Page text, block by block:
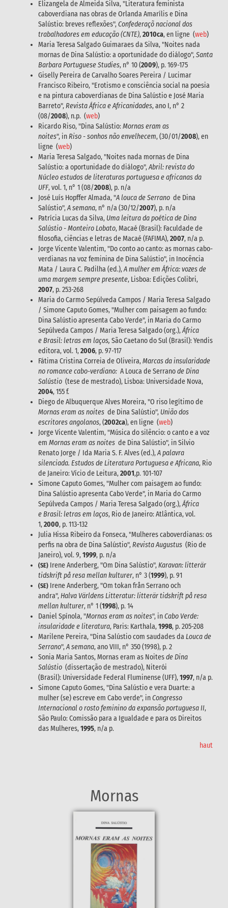
Elizangela de Almeida Silva, "Literatura feminista
caboverdiana nas obras de Orlanda Amarílis e Dina
Salústio: breves reflexões",Confederaçõ nacional dos
trabalhadores em educação (CNTE),2010ca, en ligne (web)
Maria Teresa Salgado Guimaraes da Silva, "Noites nada
mornas de Dina Salústio: a oportunidade do diálogo",Santa
Barbara Portuguese Studies, n° 10 (2009), p. 169-175
Giselly Pereira de Carvalho Soares Pereira / Lucimar
Francisco Ribeiro, "Erotismo e consciência social na poesia
e na pintura caboverdianas de Dina Salústio e José Maria
Barreto",Revista África e Africanidades, ano I, n° 2
(08/2008), n.p. (web)
Ricardo Riso, "Dina Salústio:Mornas eram as
noites", inRiso - sonhos não envelhecem, (30/01/2008), en
ligne (web)
Maria Teresa Salgado, "Noites nada mornas de Dina
Salústio: a oportunidade do diálogo",Abril: revista do
Núcleo estudos de literaturas portuguesa e africanas da
UFF, vol. 1, n° 1 (08/2008), p. n/a
José Luís Hopffer Almada, "A louca de Serrano de Dina
Salústio",A semana, n° n/a (30/12/2007), p. n/a
Patrícia Lucas da Silva, Uma leitura da poética de Dina
Salústio - Monteiro Lobato, Macaé (Brasil): Faculdade de
filosofia, ciências e letras de Macaé (FAFIMA),2007, n/a p.
Jorge Vicente Valentim, "Do conto ao canto: as mornas cabo-
verdianas na voz feminina de Dina Salústio", in Inocência
Mata / Laura C. Padilha (ed.),A mulher em África: vozes de
uma margem sempre presente, Lisboa: Edições Colibri,
2007, p. 253-268
Maria do Carmo Sepúlveda Campos / Maria Teresa Salgado
/ Simone Caputo Gomes, "Mulher com paisagem ao fundo:
Dina Salústio apresenta Cabo Verde", in Maria do Carmo
Sepúlveda Campos / Maria Teresa Salgado (org.),África
e Brasil: letras em laços, São Caetano do Sul (Brasil): Yendis
editora, vol. 1,2006, p. 97-117
Fátima Cristina Correia de Oliveira,Marcas da insularidade
no romance cabo-verdiano: A Louca de Serranode Dina
Salústio (tese de mestrado), Lisboa: Universidade Nova,
2004, 155 f.
Diego de Albuquerque Alves Moreira, "O riso legítimo de
Mornas eram as noites de Dina Salústio", União dos
escritores angolanos, (2002ca), en ligne (web)
Jorge Vicente Valentim, "Música do silêncio: o canto e a voz
em Mornas eram as noites de Dina Salústio", in Silvio
Renato Jorge / Ida Maria S. F. Alves (ed.),A palavra
silenciada. Estudos de Literatura Portuguesa e Africana, Rio
de Janeiro: Vício de Leitura,2001,p. 101-107
Simone Caputo Gomes, "Mulher com paisagem ao fundo:
Dina Salústio apresenta Cabo Verde", in Maria do Carmo
Sepúlveda Campos / Maria Teresa Salgado (org.),África
e Brasil: letras em laços, Rio de Janeiro: Atlântica, vol.
1,2000, p. 113-132
Julia Hissa Ribeiro da Fonseca, "Mulheres caboverdianas: os
perfis na obra de Dina Salústio",Revista Augustus (Rio de
Janeiro), vol. 9,1999, p. n/a
(SE) Irene Anderberg, "Om Dina Salùstio",Karavan: litterär
tidskrift på resa mellan kulturer, n° 3 (1999), p. 91
(SE) Irene Anderberg, "Om tokan från Serrano och
andra",Halva Världens Litteratur: litterär tidskrift på resa
mellan kulturer, n° 1 (1998), p. 14
Daniel Spínola, "Mornas eram as noites", inCabo Verde:
insularidade e literatura, Paris: Karthala,1998, p. 205-208
Marilene Pereira, "Dina Salústio com saudades da Louca de
Serrano",A semana, ano VIII, n° 350 (1998), p. 2
Sonia Maria Santos, Mornas eram as Noitesde Dina
Salústio (dissertação de mestrado), Niterói
(Brasil): Universidade Federal Fluminense (UFF),1997, n/a p.
Simone Caputo Gomes, "Dina Salústio e vera Duarte: a
mulher (se) escreve em Cabo verde", inCongresso
Internacional o rosto feminino da expansão portuguesa II,
São Paulo: Comissão para a Igualdade e para os Direitos
das Mulheres,1995, n/a p.
haut
Mornas